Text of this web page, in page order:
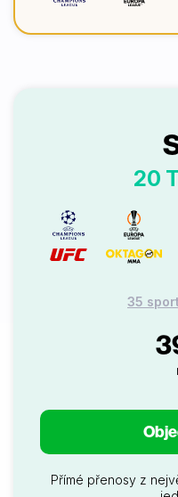
20
35
Přímé přenosy z